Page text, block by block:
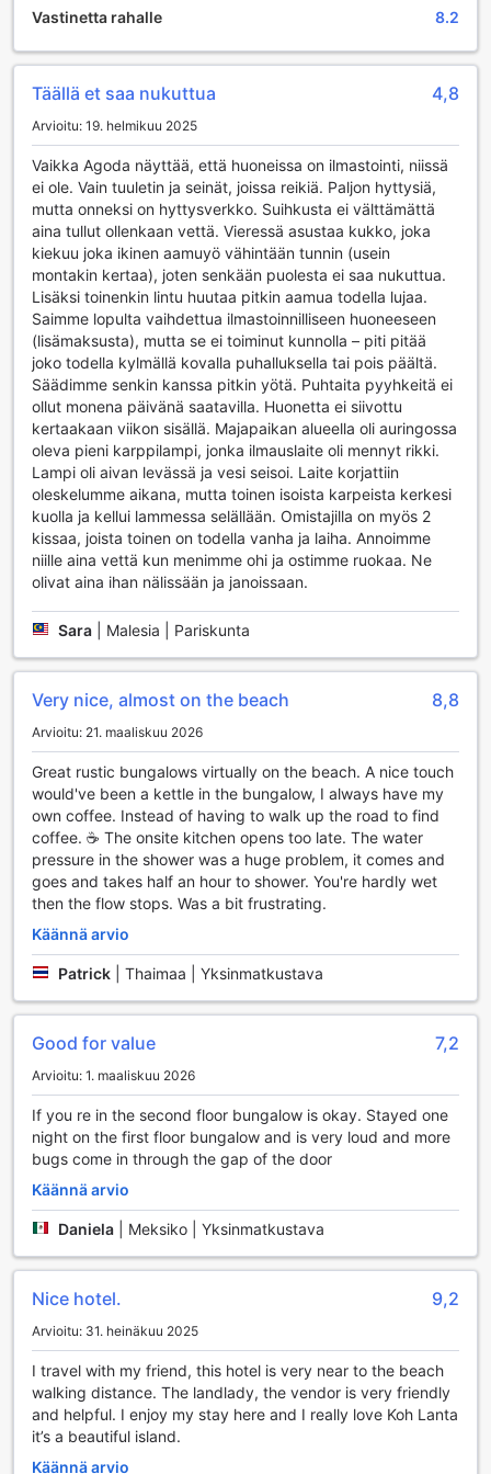
täydellinen paikka aloittaa ilta tai nauttia rauhallisesta
Lisäksi Leaf House Bungalowssa voit hemmotella itseäsi
rentouttavalla hieronnalla, joka auttaa sinua pääsemään
eroon päivittäisestä stressistä. Hierontapalvelut tarjoavat
rauhoittavaa ja rauhoittavaa kokemusta, joka on täydellinen
tapa virkistää kehoasi ja mieltäsi. Hotellin kaunis puutarha
tarjoaa myös rauhoittavan ympäristön, jossa voit nauttia
luonnon rauhasta ja kauneudesta. Jos kaipaat älyllistä
virikettä, voit sukeltaa hotellin kirjastoon, joka on täynnä
mielenkiintoisia kirjoja ja lukemista kaikille kiinnostuneille.
Leaf House Bungalow on täydellinen paikka, jossa voit
nauttia sekä rentoutumisesta että viihteestä!
Urheilumahdollisuudet Leaf House Bungalow'ssa
Leaf House Bungalow tarjoaa upeita urheilumahdollisuuksia,
jotka tekevät lomastasi unohtumatonta. Vesiurheilun
ystäville on tarjolla monia ei-moottoroituja aktiviteetteja,
kuten melontaa ja suppailua, jotka antavat sinulle
mahdollisuuden tutustua Koh Lantan kauniisiin vesistöihin
rauhallisesti ja ympäristöä kunnioittaen. Nauti auringosta ja
merivedestä, kun liikutat lautaa tai kajakkia pitkin saaren
upeita rantoja.
Lisäksi Leaf House Bungalowssa voit kokeilla kalastusta ja
sukellusta. Kalastusretket tarjoavat mahdollisuuden vangita
paikallisia kaloja ja nauttia rauhallisista hetkistä merellä.
Sukellus ja snorklaus vievät sinut meren syvyyksiin, missä
voit ihailla värikkäitä koralleja ja monimuotoista merielämää.
Ranta, joka sijaitsee aivan bungaloweiden vieressä, toimii
täydellisenä lähtökohtana näille aktiviteeteille, ja voit viettää
päivän auringossa tai seikkailuissa meressä.
Mukavuuspalvelut Leaf House Bungalowissa
Leaf House Bungalow tarjoaa vierailleen monipuolisia
mukavuuspalveluja, jotka tekevät lomastasi vaivattoman ja
miellyttävän. Hotellissa on saatavilla pesulapalvelut, jotka
huolehtivat vaatteidesi puhtaudesta ja raikkaudesta, sekä
kuivauspalvelu, joka varmistaa, että voit nauttia lomastasi
ilman huolia. Lisäksi hotellin päivittäinen siivouspalvelu pitää
majoitustilasi aina siistinä ja viihtyisänä, jotta voit keskittyä
rentoutumiseen ja lomasi nauttimiseen.
Yhteisalueilla on ilmainen Wi-Fi-yhteys, mikä mahdollistaa
yhteydenpidon ystäviin ja perheeseen tai vaikkapa
matkasuunnitelmien tekemisen. Huoneissa on myös
Hotellissa on erikseen merkitty tupakointialue, joka tarjoaa
mukautumismahdollisuuden tupakoiville vieraille. Lisäksi
matkatavaroiden säilytysmahdollisuus takaa, että voit
tutustua saareen huoletta ilman raskaita kantamuksia.
Liikkumismahdollisuudet Leaf House Bungalowissa
liikkumismahdollisuudet, jotka tekevät lomastasi entistäkin
lentokenttäkuljetukset, joten voit aloittaa lomasi
vaivattomasti ilman turhaa stressiä. Kuljetuspalvelu vie sinut
kauniista ympäristöstä.
Lisäksi Leaf House Bungalow tarjoaa laajan valikoiman
retkiä ja aktiviteetteja, joiden avulla voit tutustua Koh
Lantan upeisiin maisemiin ja kulttuuriin. Hotellin
asiantunteva henkilökunta auttaa mielellään järjestämään
kuljetuksia ja retkiä, jotta voit kokea saaren parhaat puolet.
Jos haluat tutustua saareen omatoimisesti, voit myös
Vastinetta rahalle 8.2
Täällä et saa nukuttua 4,8
Arvioitu: 19. helmikuu 2025
Vaikka Agoda näyttää, että huoneissa on ilmastointi, niissä
ei ole. Vain tuuletin ja seinät, joissa reikiä. Paljon hyttysiä,
mutta onneksi on hyttysverkko. Suihkusta ei välttämättä
aina tullut ollenkaan vettä. Vieressä asustaa kukko, joka
kiekuu joka ikinen aamuyö vähintään tunnin (usein
montakin kertaa), joten senkään puolesta ei saa nukuttua.
Lisäksi toinenkin lintu huutaa pitkin aamua todella lujaa.
Saimme lopulta vaihdettua ilmastoinnilliseen huoneeseen
(lisämaksusta), mutta se ei toiminut kunnolla – piti pitää
joko todella kylmällä kovalla puhalluksella tai pois päältä.
Säädimme senkin kanssa pitkin yötä. Puhtaita pyyhkeitä ei
ollut monena päivänä saatavilla. Huonetta ei siivottu
kertaakaan viikon sisällä. Majapaikan alueella oli auringossa
oleva pieni karppilampi, jonka ilmauslaite oli mennyt rikki.
Lampi oli aivan levässä ja vesi seisoi. Laite korjattiin
oleskelumme aikana, mutta toinen isoista karpeista kerkesi
kuolla ja kellui lammessa selällään. Omistajilla on myös 2
kissaa, joista toinen on todella vanha ja laiha. Annoimme
niille aina vettä kun menimme ohi ja ostimme ruokaa. Ne
olivat aina ihan nälissään ja janoissaan.
Sara Malesia | Pariskunta
Very nice, almost on the beach 8,8
Arvioitu: 21. maaliskuu 2026
Great rustic bungalows virtually on the beach. A nice touch
would've been a kettle in the bungalow, I always have my
own coffee. Instead of having to walk up the road to find
coffee. ☕️ The onsite kitchen opens too late. The water
pressure in the shower was a huge problem, it comes and
goes and takes half an hour to shower. You're hardly wet
then the flow stops. Was a bit frustrating.
Käännä arvio
Patrick Thaimaa | Yksinmatkustava
Good for value 7,2
Arvioitu: 1. maaliskuu 2026
If you re in the second floor bungalow is okay. Stayed one
night on the first floor bungalow and is very loud and more
bugs come in through the gap of the door
Käännä arvio
Daniela Meksiko | Yksinmatkustava
Nice hotel. 9,2
Arvioitu: 31. heinäkuu 2025
I travel with my friend, this hotel is very near to the beach
walking distance. The landlady, the vendor is very friendly
and helpful. I enjoy my stay here and I really love Koh Lanta
it’s a beautiful island.
Käännä arvio